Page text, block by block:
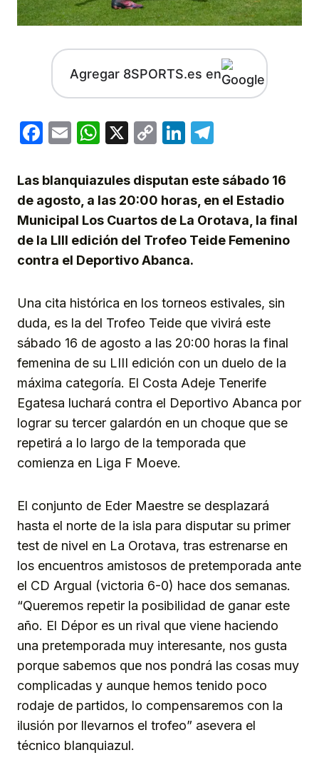
Agregar 8SPORTS.es en
Facebook
EmailWhatsApp
X
CopyLinkedIn
Las blanquiazules disputan este sábado 16
de agosto, a las 20:00 horas, en el Estadio
Municipal Los Cuartos de La Orotava, la final
de la LIII edición del Trofeo Teide Femenino
contra el Deportivo Abanca.
Una cita histórica en los torneos estivales, sin
duda, es la del Trofeo Teide que vivirá este
sábado 16 de agosto a las 20:00 horas la final
femenina de su LIII edición con un duelo de la
máxima categoría. El Costa Adeje Tenerife
Egatesa luchará contra el Deportivo Abanca por
lograr su tercer galardón en un choque que se
repetirá a lo largo de la temporada que
comienza en Liga F Moeve.
El conjunto de Eder Maestre se desplazará
hasta el norte de la isla para disputar su primer
test de nivel en La Orotava, tras estrenarse en
los encuentros amistosos de pretemporada ante
el CD Argual (victoria 6-0) hace dos semanas.
“Queremos repetir la posibilidad de ganar este
año. El Dépor es un rival que viene haciendo
una pretemporada muy interesante, nos gusta
porque sabemos que nos pondrá las cosas muy
complicadas y aunque hemos tenido poco
rodaje de partidos, lo compensaremos con la
ilusión por llevarnos el trofeo” asevera el
técnico blanquiazul.